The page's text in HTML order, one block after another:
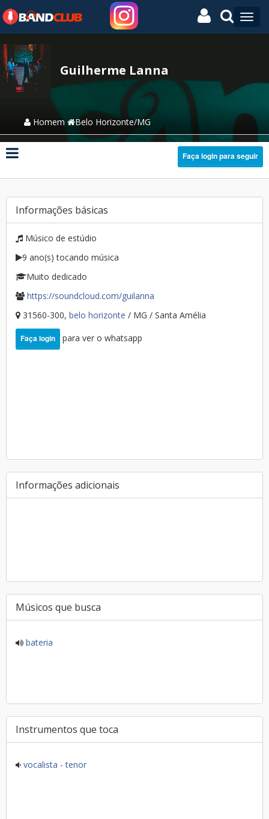
Guilherme Lanna
Homem Belo Horizonte/MG
Faça login para seguir
Informações básicas
Músico de estúdio
9 ano(s) tocando música
Muito dedicado
https://soundcloud.com/guilanna
31560-300, belo horizonte / MG / Santa Amélia
Faça login para ver o whatsapp
Informações adicionais
Músicos que busca
bateria
Instrumentos que toca
vocalista - tenor